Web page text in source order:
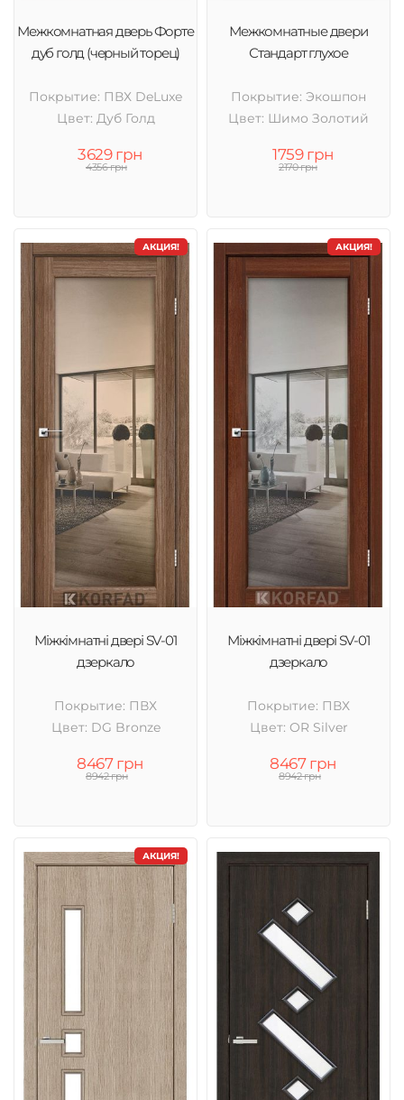
Межкомнатная дверь Форте
дуб голд (черный торец)
Покрытие: ПВХ DeLuxe
Цвет: Дуб Голд
3629 грн
4356 грн
Межкомнатные двери
Стандарт глухое
Покрытие: Экошпон
Цвет: Шимо Золотий
1759 грн
2170 грн
АКЦИЯ!
Міжкімнатні двері SV-01
дзеркало
Покрытие: ПВХ
Цвет: DG Bronze
8467 грн
8942 грн
АКЦИЯ!
Міжкімнатні двері SV-01
дзеркало
Покрытие: ПВХ
Цвет: OR Silver
8467 грн
8942 грн
АКЦИЯ!